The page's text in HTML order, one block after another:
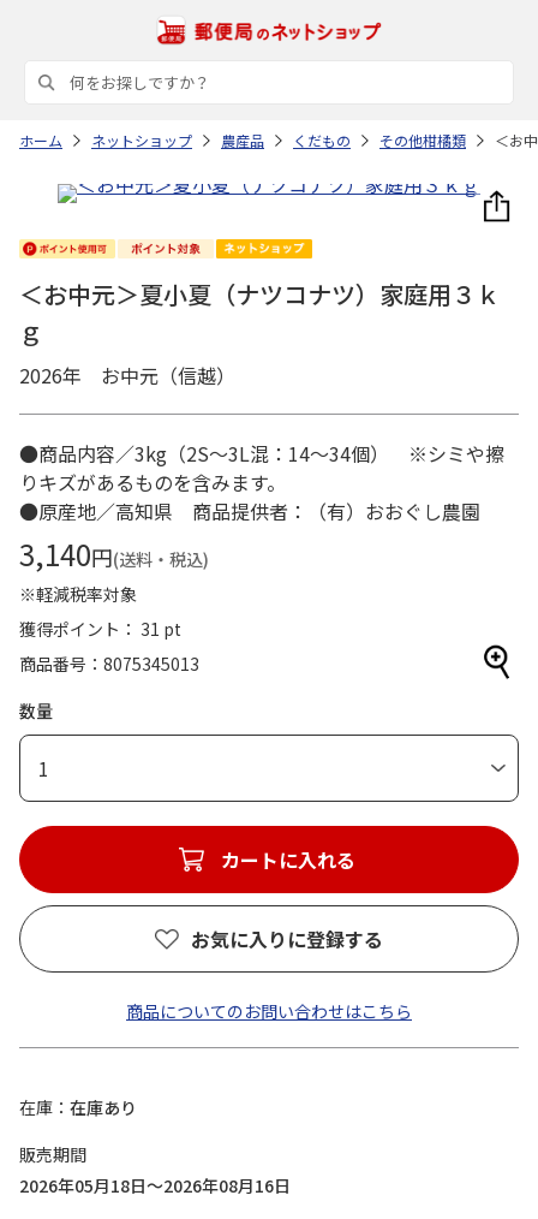
ホーム ネットショップ 農産品 くだもの その他柑橘類 ＜お
＜お中元＞夏小夏（ナツコナツ）家庭用３ｋ
ｇ
2026年 お中元（信越）
●商品内容／3kg（2S～3L混：14～34個） ※シミや擦
りキズがあるものを含みます。
●原産地／高知県 商品提供者：（有）おおぐし農園
3,140円(送料・税込)
※軽減税率対象
獲得ポイント： 31 pt
商品番号
8075345013
数量
1
カートに入れる
お気に入りに登録する
商品についてのお問い合わせはこちら
在庫
在庫あり
販売期間
2026年05月18日～2026年08月16日